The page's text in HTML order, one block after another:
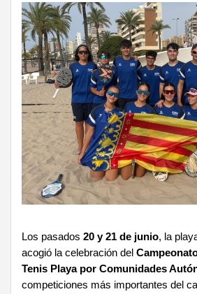
Los pasados 20 y 21 de junio, la
acogió la celebración del
Tenis Playa por Comunidades
competiciones más importantes del